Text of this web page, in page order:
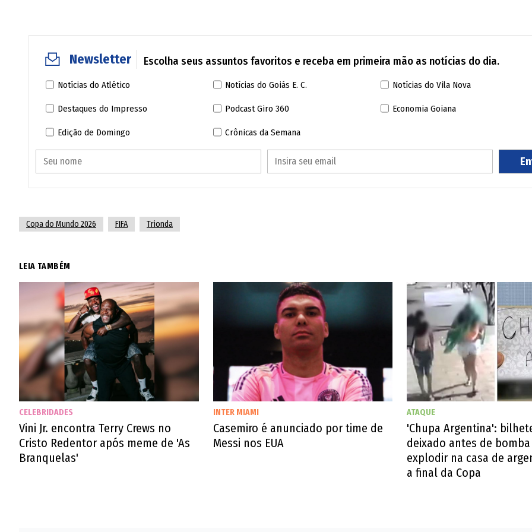
Para garantir a estabilidade da Trionda, a fabricante utilizou contrapesos na parte oposta. O
deixar a bola equilibrada durante a ação.
Newsletter Escolha seus assuntos favoritos e receba em primeira mão as notícias do dia.
Notícias do Atlético Notícias do Goiás E. C. Notícias do Vila Nova
Destaques do Impresso Podcast Giro 360 Economia Goiana
Edição de Domingo Crônicas da Semana
Copa do Mundo 2026 FIFA Trionda
LEIA TAMBÉM
CELEBRIDADES
Vini Jr. encontra Terry Crews no
Cristo Redentor após meme de 'As
Branquelas'
INTER MIAMI
Casemiro é anunciado por time de
Messi nos EUA
ATAQUE
'Chupa Argentina':
deixado antes de bomba
explodir na casa de
a final da Copa